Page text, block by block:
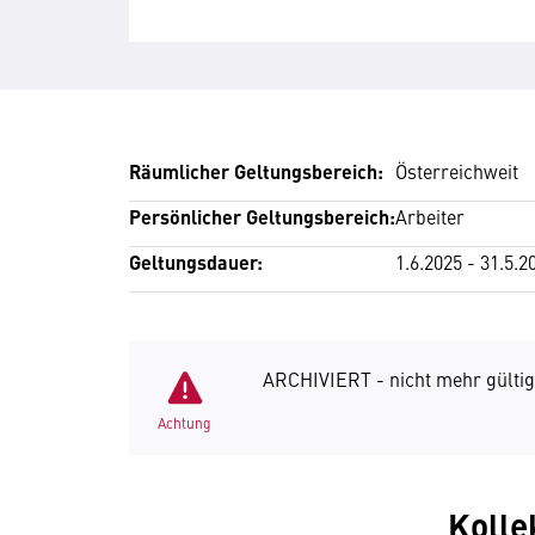
Räumlicher Geltungsbereich: Österreichweit
Persönlicher Geltungsbereich:Arbeiter
Geltungsdauer: 1.6.2025 -
Achtung
ARCHIVIERT - nicht mehr gültig